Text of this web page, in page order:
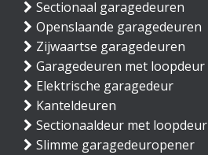
Sectionaal garagedeuren
Openslaande garagedeuren
Zijwaartse garagedeuren
Garagedeuren met loopdeur
Elektrische garagedeur
Kanteldeuren
Sectionaaldeur met loopdeur
Slimme garagedeuropener